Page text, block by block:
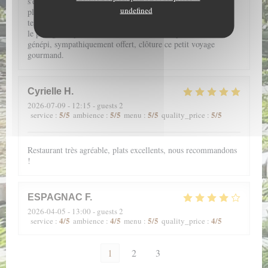
undefined
plats fins et légers. De l'entrée au dessert, une farandole de
textures douces au caractère souligné, vous accompagne pour
le plus grand plaisir de la bouche. Enfin, le petit verre de
génépi, sympathiquement offert, clôture ce petit voyage
gourmand.
Cyrielle H
2026-07-09 - 12:15 - guests 2
service : 5/5 ambience : 5/5 menu : 5/5 quality_price : 5/5
Restaurant très agréable, plats excellents, nous recommandons
!
ESPAGNAC F
2026-04-05 - 13:00 - guests 2
service : 4/5 ambience : 4/5 menu : 5/5 quality_price : 4/5
1 2 3